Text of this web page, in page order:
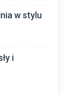
w stylu
i